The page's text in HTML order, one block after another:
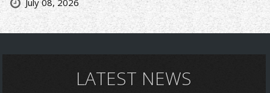
July 08, 2026
LATEST NEWS